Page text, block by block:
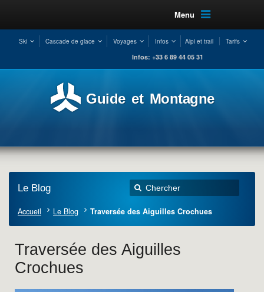
Menu
Ski Cascade de glace Voyages Infos Alpi et trail Tarifs
Infos: +33 6 89 44 05 31
Guide et Montagne
Le Blog
Accueil Le Blog Traversée des Aiguilles Crochues
Traversée des Aiguilles
Crochues